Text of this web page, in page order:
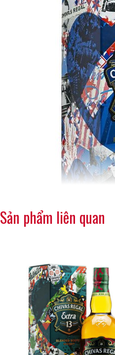
Chai rượu mạnh này mở đầu
Sản phẩm liên quan